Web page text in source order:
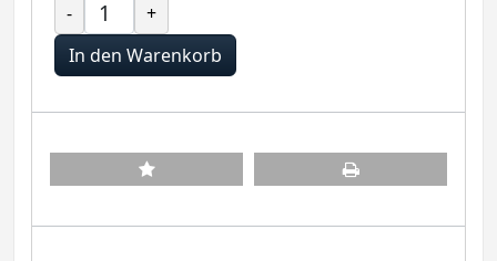
-
+
In den Warenkorb